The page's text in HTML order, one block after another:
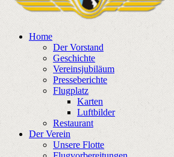
Home
Der Vorstand
Geschichte
Vereinsjubiläum
Presseberichte
Flugplatz
Karten
Luftbilder
Restaurant
Der Verein
Unsere Flotte